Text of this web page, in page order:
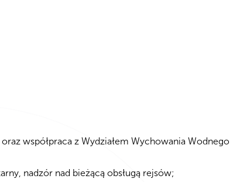
współpraca z Wydziałem Wychowania Wodnego
nadzór nad bieżącą obsługą rejsów;